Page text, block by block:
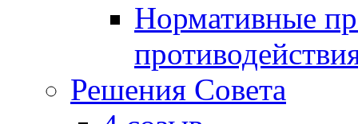
Нормативные
Решения Совета